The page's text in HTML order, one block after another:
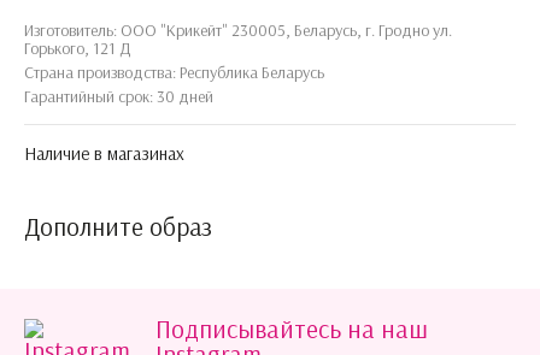
Изготовитель: ООО "Крикейт" 230005, Беларусь, г. Гродно ул.
Горького, 121 Д
Страна производства: Республика Беларусь
Гарантийный срок: 30 дней
Наличие в магазинах
Дополните образ
Подписывайтесь на наш